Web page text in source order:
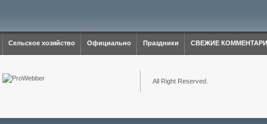
Сельское хозяйство Официально Праздники СВЕЖИЕ
All Right Reserved.